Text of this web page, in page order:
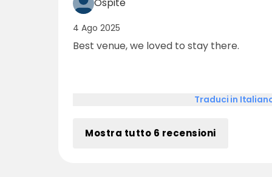
Ospite
4 Ago 2025
Best venue, we loved to stay there.
Traduci in
Mostra tutto 6 recensioni